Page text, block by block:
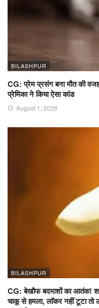
BILASHPUR
CG: प्रेम प्रसंग बना मौत की
प्रेमिका ने किया ऐसा कांड
August 1, 2026
BILASHPUR
CG: बेखौफ बदमाशों का आतंक!
चाकू से हमला, लाॅकर नहीं टूटा